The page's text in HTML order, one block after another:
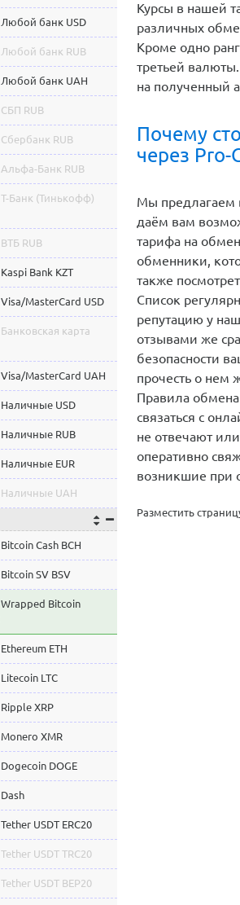
Курсы в нашей
различных
Кроме одно
третьей
на полученный
Почему
через Pro-
Мы предлагаем
даём вам
тарифа на
обменники,
также
Список
репутацию у
отзывами же
безопасности
прочесть о нем
Правила
связаться с
не отвечают
оперативно
возникшие при
Разместить
Любой банк USD
Любой банк RUB
Любой банк UAH
СБП RUB
Сбербанк RUB
Альфа-Банк RUB
Т-Банк (Тинькофф)
ВТБ RUB
Kaspi Bank KZT
Visa/MasterCard USD
Банковская карта
Visa/MasterCard UAH
Наличные USD
Наличные RUB
Наличные EUR
Наличные UAH
Bitcoin Cash BCH
Bitcoin SV BSV
Wrapped Bitcoin
Ethereum ETH
Litecoin LTC
Ripple XRP
Monero XMR
Dogecoin DOGE
Dash
Tether USDT ERC20
Tether USDT TRC20
Tether USDT BEP20